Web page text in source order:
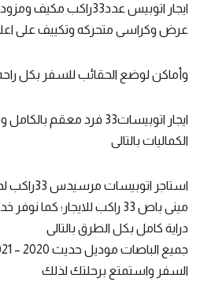
ايجار اتوبيس
عرض وكراسى متحركه وتكييف على اعلى
وأماكن لوضع الحقائب للسفر بكل
ايجار اتوبيسات33 فرد
الكماليات بالتالى
استاجر اتوبيسات مرسيدس 33راكب لذلك
مينى باص 33 راكب للايجار؛
دراية كامل بكل الطرق بالتالى
السفر واستمتع برحلتك لذلك